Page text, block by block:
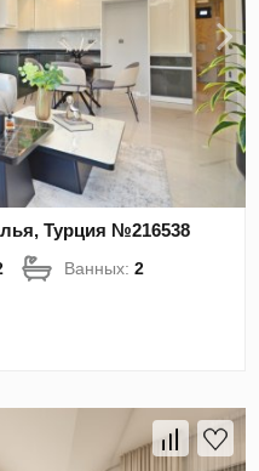
Турция №216538
Ванных:2